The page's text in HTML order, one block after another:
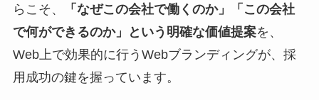
らこそ、
「なぜこの会社で働くのか」「この会社
で何ができるのか」という明確な価値提案を、
Web上で効果的に行うWebブランディングが、採
用成功の鍵を握っています。